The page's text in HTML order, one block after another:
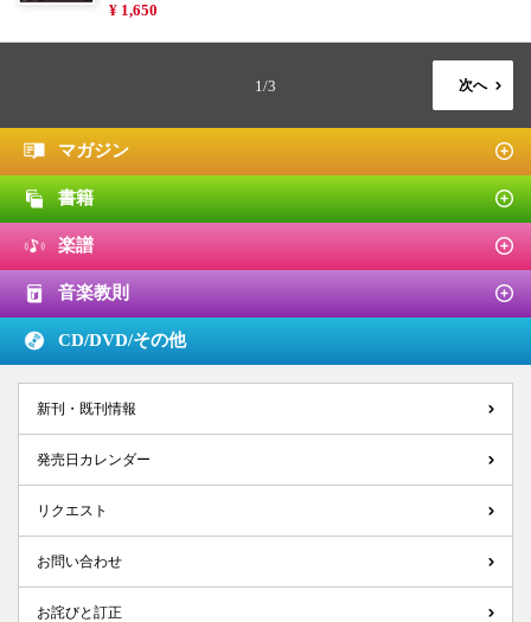
¥ 1,650
1/3 次へ
マガジン
書籍
楽譜
音楽教則
CD/DVD/その他
新刊・既刊情報
発売日カレンダー
リクエスト
お問い合わせ
お詫びと訂正